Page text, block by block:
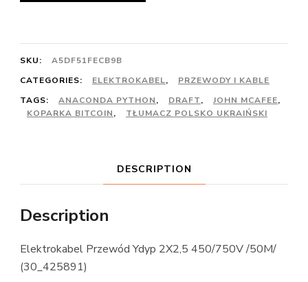
SKU:
A5DF51FECB9B
CATEGORIES:
ELEKTROKABEL,
PRZEWODY I KABLE
TAGS:
ANACONDA PYTHON, DRAFT, JOHN MCAFEE,
KOPARKA BITCOIN, TŁUMACZ POLSKO UKRAIŃSKI
DESCRIPTION
Description
Elektrokabel Przewód Ydyp 2X2,5 450/750V /50M/
(30_425891)